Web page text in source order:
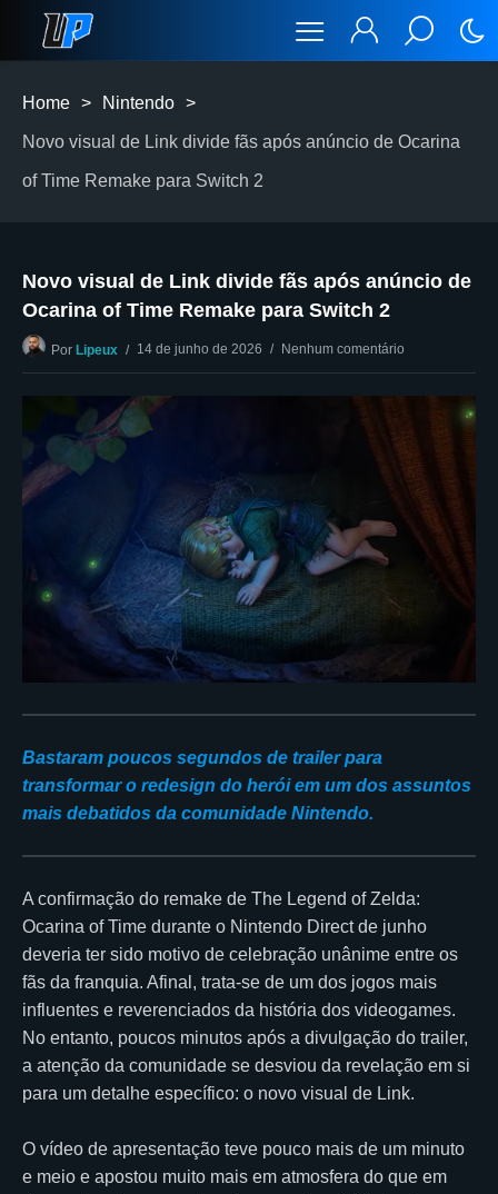
Home > Nintendo >
Novo visual de Link divide fãs após anúncio de Ocarina
of Time Remake para Switch 2
Novo visual de Link divide fãs após anúncio de
Ocarina of Time Remake para Switch 2
Por Lipeux 14 de junho de 2026 Nenhum comentário
Bastaram poucos segundos de trailer para
transformar o redesign do herói em um dos assuntos
mais debatidos da comunidade Nintendo.
A confirmação do remake de The Legend of Zelda:
Ocarina of Time durante o Nintendo Direct de junho
deveria ter sido motivo de celebração unânime entre os
fãs da franquia. Afinal, trata-se de um dos jogos mais
influentes e reverenciados da história dos videogames.
No entanto, poucos minutos após a divulgação do trailer,
a atenção da comunidade se desviou da revelação em si
para um detalhe específico: o novo visual de Link.
O vídeo de apresentação teve pouco mais de um minuto
e meio e apostou muito mais em atmosfera do que em